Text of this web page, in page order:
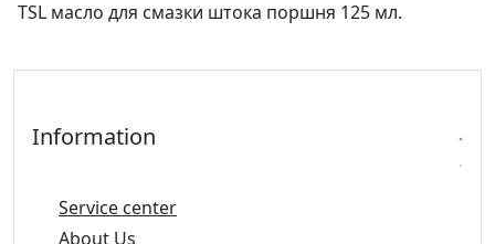
TSL масло для смазки штока поршня 125 мл.
Information
Service center
About Us